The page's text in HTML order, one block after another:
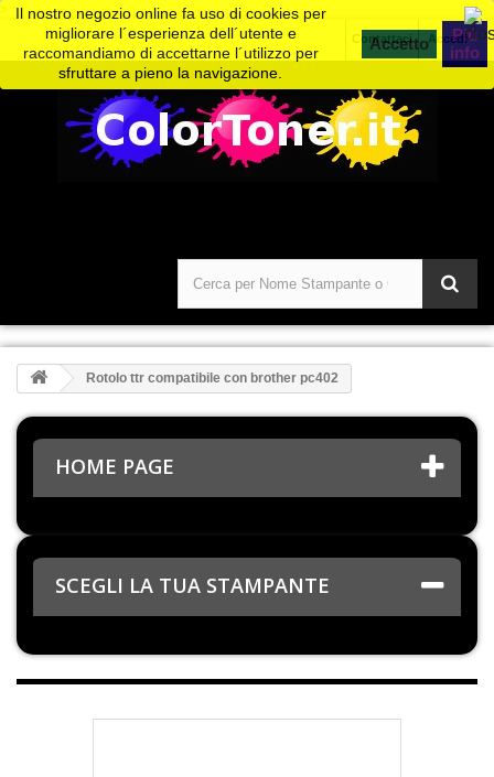
Accedi
Contattaci
Il nostro negozio online fa uso di cookies per
migliorare l´esperienza dell´utente e
raccomandiamo di accettarne l´utilizzo per
sfruttare a pieno la navigazione.
Piú
info
Rotolo ttr compatibile con brother pc402
HOME PAGE
SCEGLI LA TUA STAMPANTE